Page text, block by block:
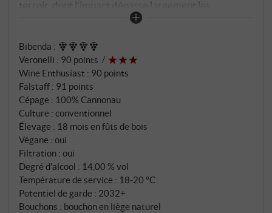
terroir, dont l'impact dépasse largement les
frontières de la Gallura. Le millésime 2021 a connu
maritimes fraîches – la maturation a donc été
intense, mais jamais trop chauffée. Les raisins ont été
vendangés tardivement et, comme toujours, de
manière sélective, ce qui leur a permis de mûrir
complètement en termes de structure et de densité
aromatique. Un millésime qui a permis d'obtenir à la
fois de la stature et de la finesse et qui a façonné de
manière déterminante la complexité de cette grande
riserva. La fermentation a eu lieu dans de grands fûts
de chêne de Slavonie, suivie de 18 mois de
maturation.
Bibenda :
Veronelli : 90 points
Wine Enthusiast : 90 points
Falstaff : 91 points
Cépage : 100% Cannonau
Culture : conventionnel
Élevage : 18 mois en fûts de bois
Végane : oui
Filtration : oui
Degré d'alcool : 14,00 % vol
Température de service : 18‑20 °C
Potentiel de garde : 2032+
Bouchons : bouchon en liège naturel